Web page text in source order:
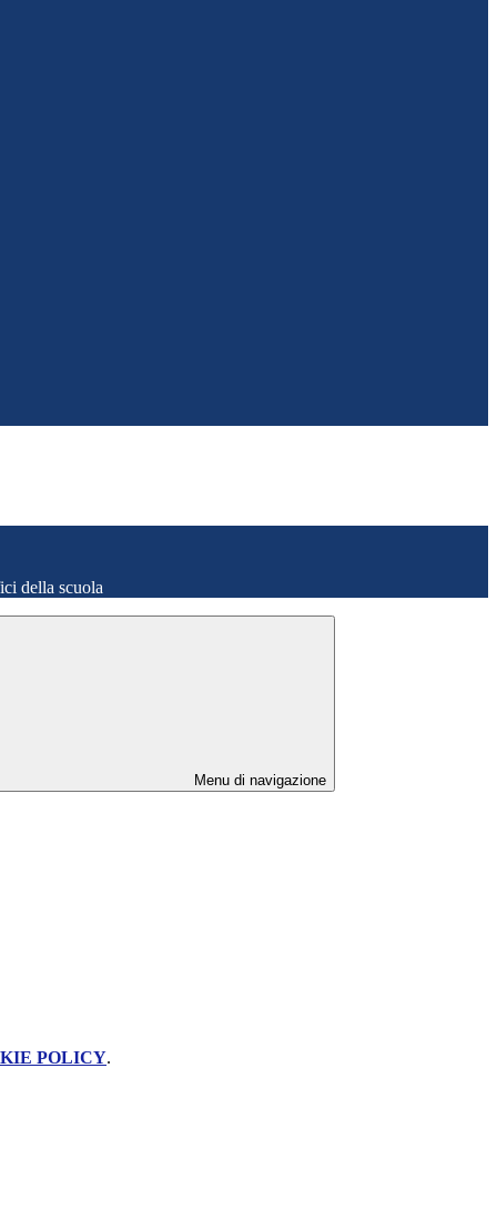
della scuola
Menu di navigazione
POLICY.